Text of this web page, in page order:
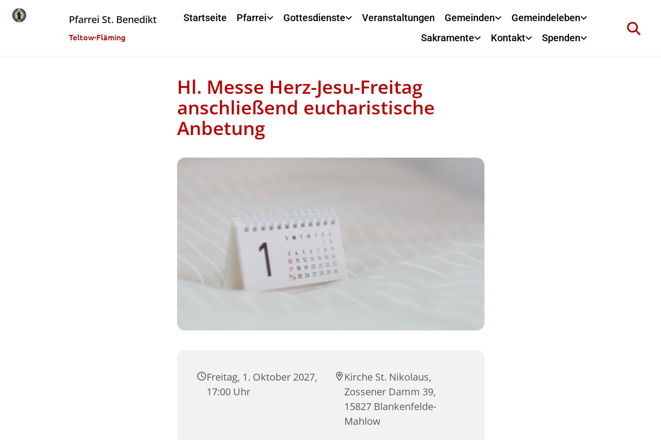
Pfarrei St. Benedikt
Teltow-Fläming
Startseite Pfarrei Gottesdienste Veranstaltungen Gemeinden
Gemeindeleben
Sakramente
Kontakt Spenden
Hl. Messe Herz-Jesu-Freitag
anschließend eucharistische
Anbetung
Freitag, 1. Oktober 2027,
17:00 Uhr
Kirche St. Nikolaus,
Zossener Damm 39,
15827 Blankenfelde-
Mahlow